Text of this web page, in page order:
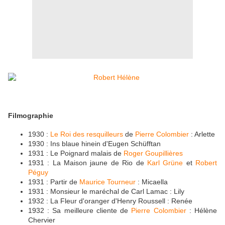
Filmographie
1930 : Le Roi des resquilleurs de Pierre Colombier : Arlette
1930 : Ins blaue hinein d'Eugen Schüfftan
1931 : Le Poignard malais de Roger Goupillières
1931 : La Maison jaune de Rio de Karl Grüne et Robert
Péguy
1931 : Partir de Maurice Tourneur : Micaella
1931 : Monsieur le maréchal de Carl Lamac : Lily
1932 : La Fleur d'oranger d'Henry Roussell : Renée
1932 : Sa meilleure cliente de Pierre Colombier: Hélène
Chervier